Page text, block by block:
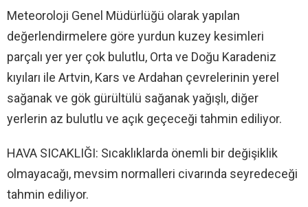
Meteoroloji Genel Müdürlüğü olarak yapılan
değerlendirmelere göre yurdun kuzey kesimleri
parçalı yer yer çok bulutlu, Orta ve Doğu Karadeniz
kıyıları ile Artvin, Kars ve Ardahan çevrelerinin yerel
sağanak ve gök gürültülü sağanak yağışlı, diğer
yerlerin az bulutlu ve açık geçeceği tahmin ediliyor.
HAVA SICAKLIĞI: Sıcaklıklarda önemli bir değişiklik
olmayacağı, mevsim normalleri civarında seyredeceği
tahmin ediliyor.